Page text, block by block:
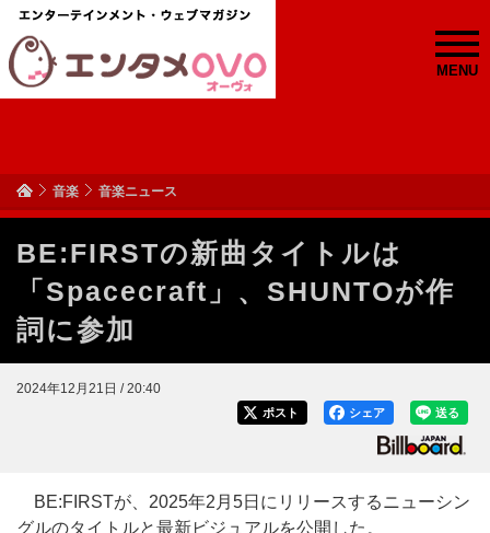
MENU
音楽 音楽ニュース
BE:FIRSTの新曲タイトルは
「Spacecraft」、SHUNTOが作
詞に参加
2024年12月21日 / 20:40
送る
シェア
ポスト
BE:FIRSTが、2025年2月5日にリリースするニューシン
グルのタイトルと最新ビジュアルを公開した。